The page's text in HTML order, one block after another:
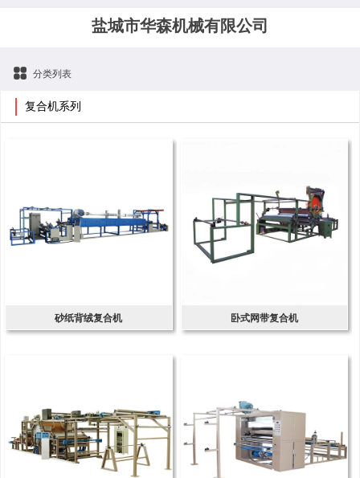
盐城市华森机械有限公司
分类列表
复合机系列
砂纸背绒复合机 卧式网带复合机